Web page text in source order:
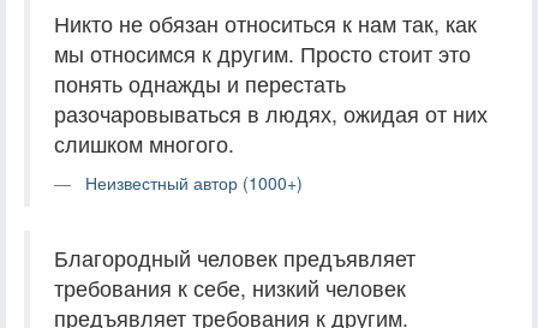
Никто не обязан относиться к нам так, как
мы относимся к другим. Просто стоит это
понять однажды и перестать
разочаровываться в людях, ожидая от них
слишком многого.
Неизвестный автор (1000+)
Благородный человек предъявляет
требования к себе, низкий человек
предъявляет требования к другим.